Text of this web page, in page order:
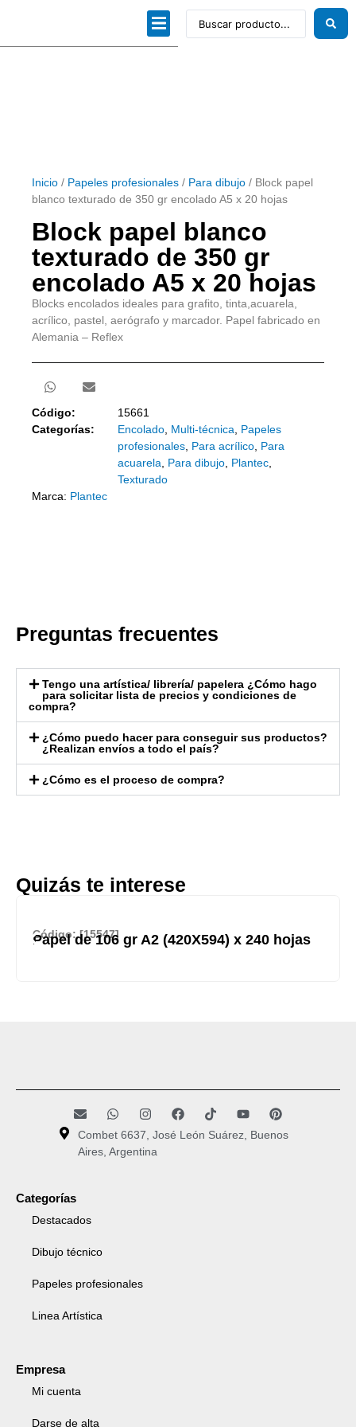
Inicio / Papeles profesionales / Para dibujo / Block papel
blanco texturado de 350 gr encolado A5 x 20 hojas
Block papel blanco
texturado de 350 gr
encolado A5 x 20 hojas
Blocks encolados ideales para grafito, tinta,acuarela,
acrílico, pastel, aerógrafo y marcador. Papel fabricado en
Alemania – Reflex
Código:
15661
Categorías:
Encolado, Multi-técnica, Papeles
profesionales, Para acrílico, Para
acuarela, Para dibujo, Plantec,
Texturado
Marca: Plantec
Preguntas frecuentes
Tengo una artística/ librería/ papelera ¿Cómo hago
para solicitar lista de precios y condiciones de
compra?
¿Cómo puedo hacer para conseguir sus productos?
¿Realizan envíos a todo el país?
¿Cómo es el proceso de compra?
Quizás te interese
Código: [15547]
Papel de 106 gr A2 (420X594) x 240 hojas
Combet 6637, José León Suárez, Buenos
Aires, Argentina
Categorías
Destacados
Dibujo técnico
Papeles profesionales
Linea Artística
Empresa
Mi cuenta
Darse de alta